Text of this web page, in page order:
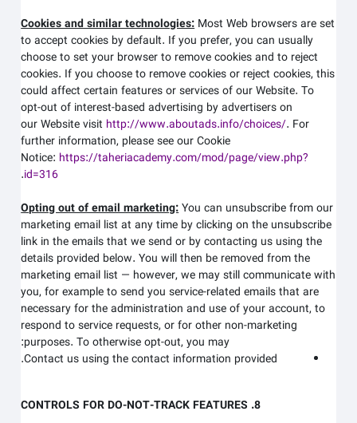
Cookies and similar technologies:Most Web browsers are set
to accept cookies by default. If you prefer, you can usually
choose to set your browser to remove cookies and to reject
cookies. If you choose to remove cookies or reject cookies, this
could affect certain features or services of ourWebsite. To
opt-out of interest-based advertising by advertisers on
ourWebsitevisithttp://www.aboutads.info/choices/.For
further information, please see our Cookie
Notice:https://taheriacademy.com/mod/page/view.php?
id=316
.
Opting out of email marketing:You can unsubscribe from our
marketing email list at any time by clicking on the unsubscribe
link in the emails that we send or by contacting us using the
details provided below. You will then be removed from the
marketing email list — however, we may still communicate with
you, for example to send you service-related emails that are
necessary for the administration and use of your account, to
respond to service requests, or for other non-marketing
purposes. To otherwise opt-out, you may:
Contact us using the contact information provided.